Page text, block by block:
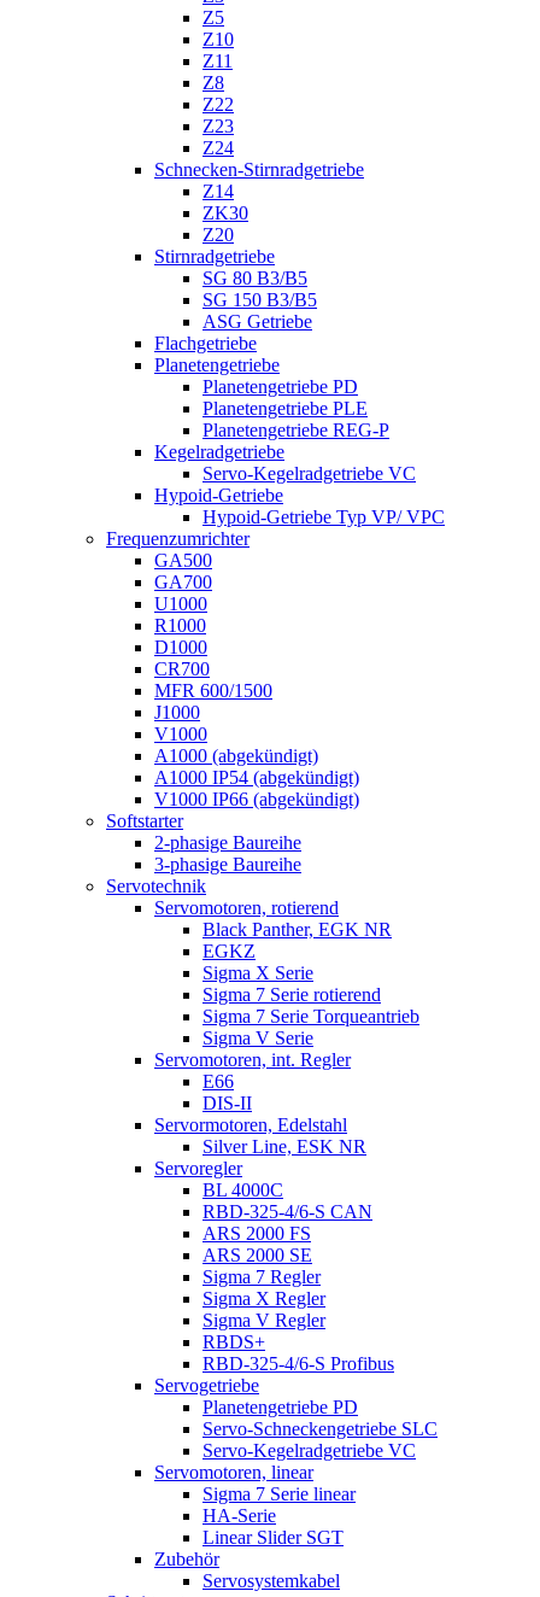
Z5
Z10
Z11
Z8
Z22
Z23
Z24
Schnecken-Stirnradgetriebe
Z14
ZK30
Z20
Stirnradgetriebe
SG 80 B3/B5
SG 150 B3/B5
ASG Getriebe
Flachgetriebe
Planetengetriebe
Planetengetriebe PD
Planetengetriebe PLE
Planetengetriebe REG-P
Kegelradgetriebe
Servo-Kegelradgetriebe VC
Hypoid-Getriebe
Hypoid-Getriebe Typ VP/ VPC
Frequenzumrichter
GA500
GA700
U1000
R1000
D1000
CR700
MFR 600/1500
J1000
V1000
A1000 (abgekündigt)
A1000 IP54 (abgekündigt)
V1000 IP66 (abgekündigt)
Softstarter
2-phasige Baureihe
3-phasige Baureihe
Servotechnik
Servomotoren, rotierend
Black Panther, EGK NR
EGKZ
Sigma X Serie
Sigma 7 Serie rotierend
Sigma 7 Serie Torqueantrieb
Sigma V Serie
Servomotoren, int. Regler
E66
DIS-II
Servormotoren, Edelstahl
Silver Line, ESK NR
Servoregler
BL 4000C
RBD-325-4/6-S CAN
ARS 2000 FS
ARS 2000 SE
Sigma 7 Regler
Sigma X Regler
Sigma V Regler
RBDS+
RBD-325-4/6-S Profibus
Servogetriebe
Planetengetriebe PD
Servo-Schneckengetriebe SLC
Servo-Kegelradgetriebe VC
Servomotoren, linear
Sigma 7 Serie linear
HA-Serie
Linear Slider SGT
Zubehör
Servosystemkabel